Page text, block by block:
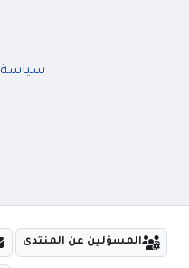
المسؤلين عن المنتدى